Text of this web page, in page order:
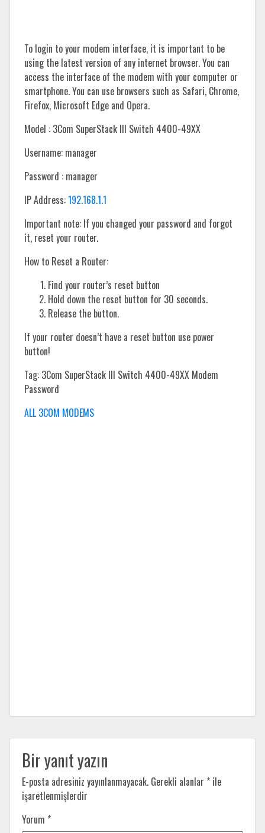
To login to your modem interface, it is important to be
using the latest version of any internet browser. You can
access the interface of the modem with your computer or
smartphone. You can use browsers such as Safari, Chrome,
Firefox, Microsoft Edge and Opera.
Model : 3Com SuperStack III Switch 4400-49XX
Username: manager
Password : manager
IP Address:192.168.1.1
Important note: If you changed your password and forgot
it, reset your router.
How to Reset a Router:
Find your router’s reset button
Hold down the reset button for 30 seconds.
Release the button.
If your router doesn’t have a reset button use power
button!
Tag: 3Com SuperStack III Switch 4400-49XX Modem
Password
ALL 3COM MODEMS
Bir yanıt yazın
E-posta adresiniz yayınlanmayacak. Gerekli alanlar * ile
işaretlenmişlerdir
Yorum *